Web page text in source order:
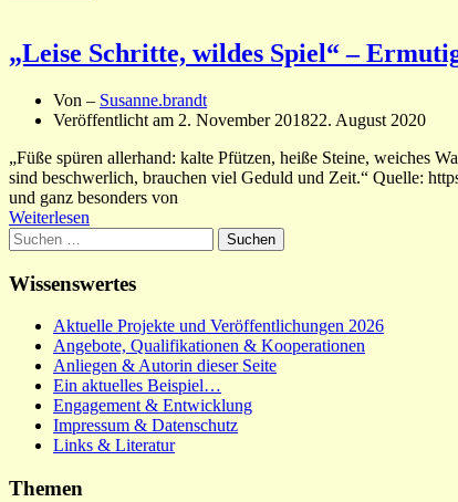
„Leise Schritte, wildes Spiel“ –
Von – Susanne.brandt
Veröffentlicht am 2. November 201822. August 2020
„Füße spüren allerhand: kalte Pfützen, heiße Steine, weiches
sind beschwerlich, brauchen viel Geduld und Zeit.“ Quelle:
und ganz besonders von
Weiterlesen
Suchen
nach:
Wissenswertes
Aktuelle Projekte und Veröffentlichungen 2026
Angebote, Qualifikationen & Kooperationen
Anliegen & Autorin dieser Seite
Ein aktuelles Beispiel…
Engagement & Entwicklung
Impressum & Datenschutz
Links & Literatur
Themen